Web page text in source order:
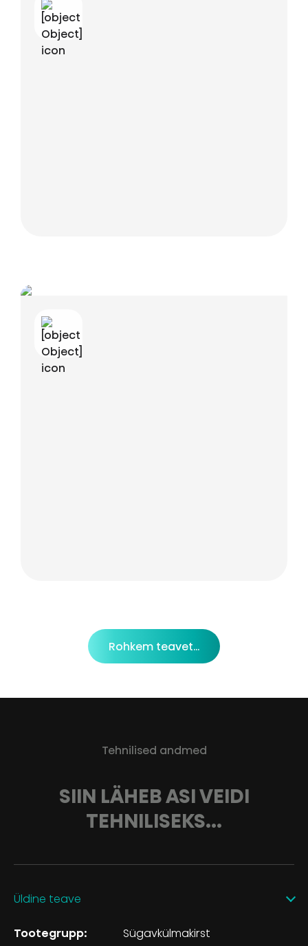
Rohkem teavet...
Tehnilised andmed
SIIN LÄHEB ASI VEIDI
TEHNILISEKS...
Üldine teave
Tootegrupp: Sügavkülmakirst